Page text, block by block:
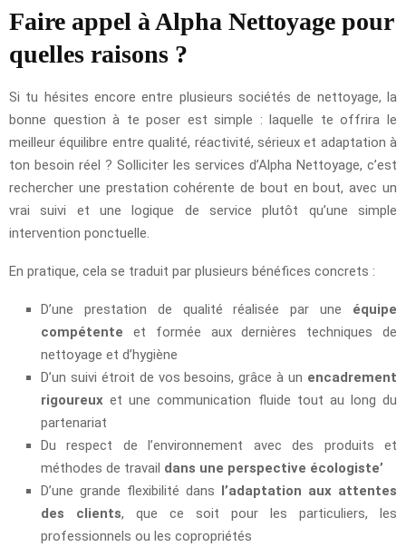
Faire appel à Alpha Nettoyage pour
quelles raisons ?
Si tu hésites encore entre plusieurs sociétés de nettoyage, la
bonne question à te poser est simple : laquelle te offrira le
meilleur équilibre entre qualité, réactivité, sérieux et adaptation à
ton besoin réel ? Solliciter les services d’Alpha Nettoyage, c’est
rechercher une prestation cohérente de bout en bout, avec un
vrai suivi et une logique de service plutôt qu’une simple
intervention ponctuelle.
En pratique, cela se traduit par plusieurs bénéfices concrets :
D’une prestation de qualité réalisée par une équipe
compétente et formée aux dernières techniques de
nettoyage et d’hygiène
D’un suivi étroit de vos besoins, grâce à un encadrement
rigoureux et une communication fluide tout au long du
partenariat
Du respect de l’environnement avec des produits et
méthodes de travail dans une perspective écologiste’
D’une grande flexibilité dans l’adaptation aux attentes
des clients, que ce soit pour les particuliers, les
professionnels ou les copropriétés